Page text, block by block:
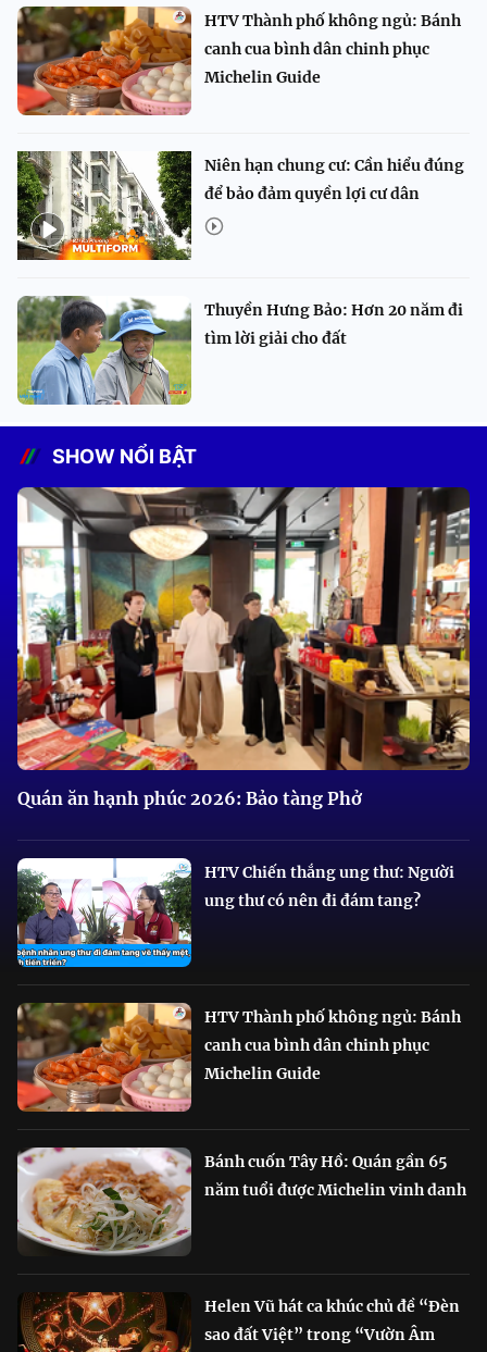
HTV Thành phố không ngủ: Bánh
canh cua bình dân chinh phục
Michelin Guide
Niên hạn chung cư: Cần hiểu đúng
để bảo đảm quyền lợi cư dân
Thuyền Hưng Bảo: Hơn 20 năm đi
tìm lời giải cho đất
SHOW NỔI BẬT
Quán ăn hạnh phúc 2026: Bảo tàng Phở
HTV Chiến thắng ung thư: Người
ung thư có nên đi đám tang?
HTV Thành phố không ngủ: Bánh
canh cua bình dân chinh phục
Michelin Guide
Bánh cuốn Tây Hồ: Quán gần 65
năm tuổi được Michelin vinh danh
Helen Vũ hát ca khúc chủ đề “Đèn
sao đất Việt” trong “Vườn Âm